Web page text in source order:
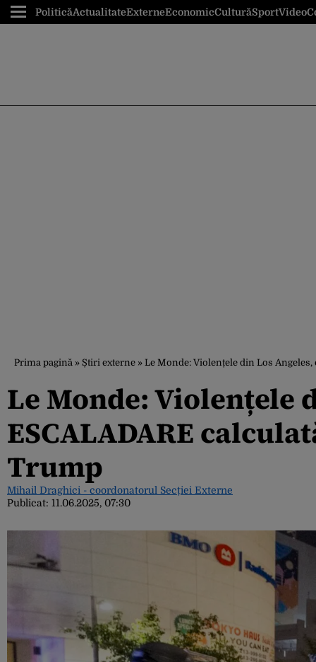
PoliticăActualitateExterneEconomicCulturăSportVideo
Prima pagină » Știri externe » Le Monde: Violențele din Los
Le Monde: Violențele
ESCALADARE
Trump
Mihail Draghici - coordonatorul Secției Externe
Publicat: 11.06.2025, 07:30